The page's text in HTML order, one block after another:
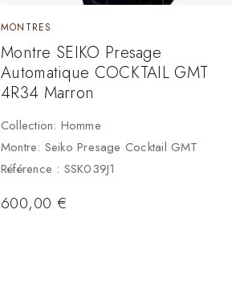
MONTRES
Montre SEIKO Presage
Automatique COCKTAIL GMT
4R34 Marron
Collection: Homme
Montre: Seiko Presage Cocktail GMT
Référence : SSK039J1
600,00 €